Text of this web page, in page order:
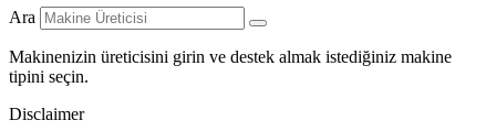
Ara
Makinenizin üreticisini girin ve destek almak istediğiniz makine
tipini seçin.
Disclaimer